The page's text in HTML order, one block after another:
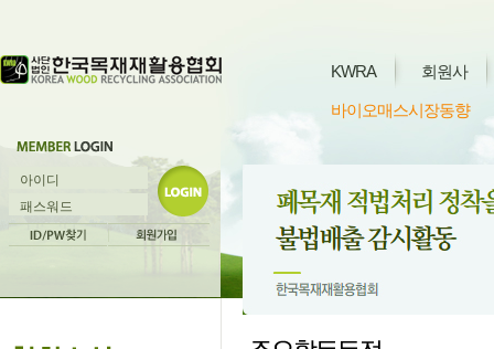
KWRA 회원사
바이오매스시장동향